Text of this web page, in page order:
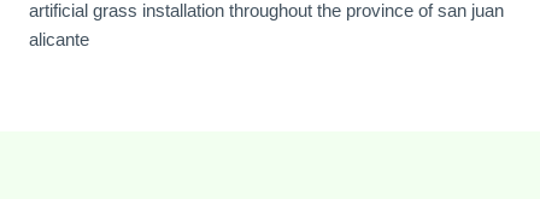
artificial grass installation throughout the province of san juan
alicante